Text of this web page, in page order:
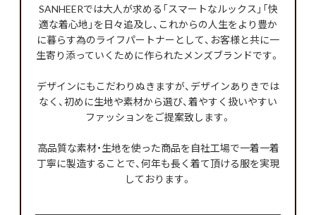
SANHEERでは大人が求める「スマートなルックス」「快
適な着心地」を日々追及し、これからの人生をより豊か
に暮らす為のライフパートナーとして、お客様と共に一
生寄り添っていくために作られたメンズブランドです。
デザインにもこだわりぬきますが、デザインありきでは
なく、初めに生地や素材から選び、着やすく扱いやすい
ファッションをご提案致します。
高品質な素材・生地を使った商品を自社工場で一着一着
丁寧に製造することで、何年も長く着て頂ける服を実現
しております。